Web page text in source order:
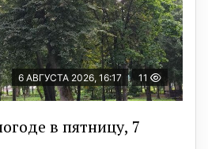
6 АВГУСТА 2026, 16:17 11
в пятницу, 7